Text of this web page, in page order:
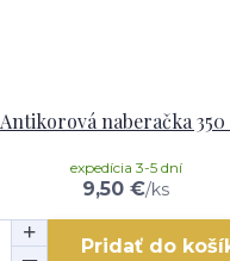
Antikorová naberačka
9,50 €/ks
expedícia 3-5 dní
Pridať do